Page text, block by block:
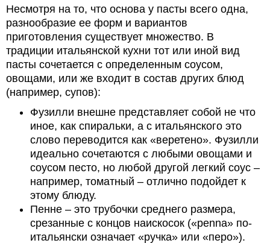
Несмотря на то, что основа у пасты всего одна,
разнообразие ее форм и вариантов
приготовления существует множество. В
традиции итальянской кухни тот или иной вид
пасты сочетается с определенным соусом,
овощами, или же входит в состав других блюд
(например, супов):
Фузилли внешне представляет собой не что
иное, как спиральки, а с итальянского это
слово переводится как «веретено». Фузилли
идеально сочетаются с любыми овощами и
соусом песто, но любой другой легкий соус –
например, томатный – отлично подойдет к
этому блюду.
Пенне – это трубочки среднего размера,
срезанные с концов наискосок («penna» по-
итальянски означает «ручка» или «перо»).